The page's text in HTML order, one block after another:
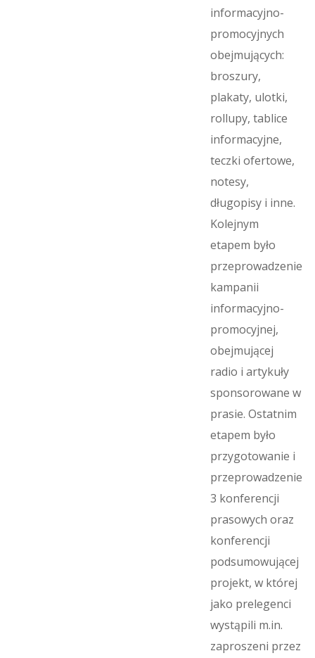
informacyjno-
promocyjnych
obejmujących:
broszury,
plakaty, ulotki,
rollupy, tablice
informacyjne,
teczki ofertowe,
notesy,
długopisy i inne.
Kolejnym
etapem było
przeprowadzenie
kampanii
informacyjno-
promocyjnej,
obejmującej
radio i artykuły
sponsorowane w
prasie. Ostatnim
etapem było
przygotowanie i
przeprowadzenie
3 konferencji
prasowych oraz
konferencji
podsumowującej
projekt, w której
jako prelegenci
wystąpili m.in.
zaproszeni przez